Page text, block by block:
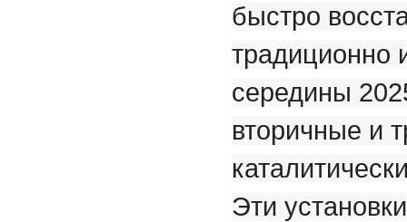
быстро
традиционно
середины
вторичные и
Эти